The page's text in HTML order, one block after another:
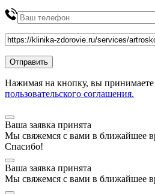
Нажимая на кнопку, вы принимаете
пользовательского соглашения.
Ваша заявка принята
Мы свяжемся с вами в ближайшее
Спасибо!
Ваша заявка принята
Мы свяжемся с вами в ближайшее